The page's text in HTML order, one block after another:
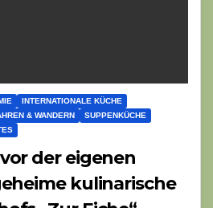
INTERNATIONALE KÜCHE
& WANDERN
SUPPENKÜCHE
der eigenen
kulinarische